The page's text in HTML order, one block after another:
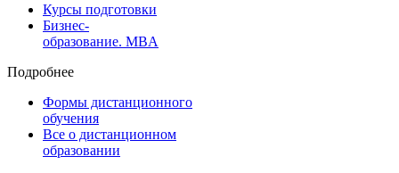
Курсы подготовки
Бизнес-
образование. MBA
Подробнее
Формы дистанционного
обучения
Все о дистанционном
образовании